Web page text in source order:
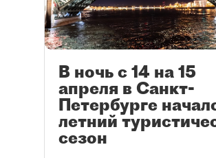
В ночь с 14 на 15
апреля в Санкт-
Петербурге
летний
сезон